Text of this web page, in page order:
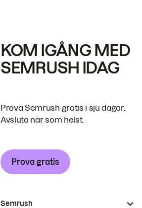
KOM IGÅNG MED
SEMRUSH IDAG
Prova Semrush gratis i sju dagar.
Avsluta när som helst.
Prova gratis
Semrush